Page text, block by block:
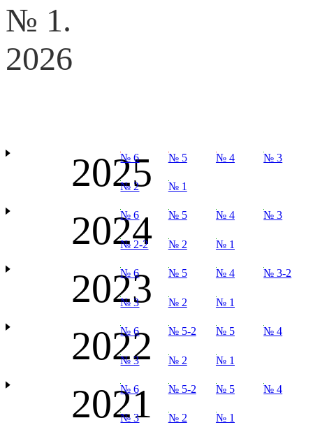
№ 1.
2026
2025
№ 6 № 5 № 4 № 3
№ 2 № 1
2024
№ 6 № 5 № 4 № 3
№ 2-2 № 2 № 1
2023
№ 6 № 5 № 4 № 3-2
№ 3 № 2 № 1
2022
№ 6 № 5-2 № 5 № 4
№ 3 № 2 № 1
2021
№ 6 № 5-2 № 5 № 4
№ 3 № 2 № 1